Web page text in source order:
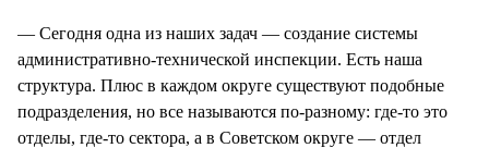
— Сегодня одна из наших задач — создание системы
административно-технической инспекции. Есть наша
структура. Плюс в каждом округе существуют подобные
подразделения, но все называются по-разному: где-то это
отделы, где-то сектора, а в Советском округе — отдел